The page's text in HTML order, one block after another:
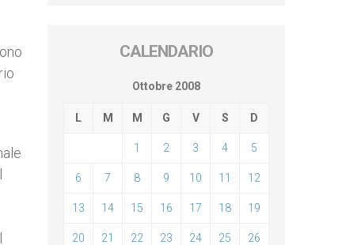
CALENDARIO
Ottobre 2008
L M M G V S D
1 2 3 4 5
6 7 8 9 10 11 12
13 14 15 16 17 18 19
20 21 22 23 24 25 26